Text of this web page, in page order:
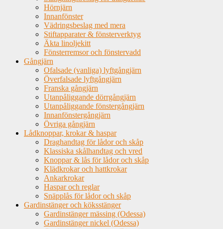
Hörnjärn
Innanfönster
Vädringsbeslag med mera
Stiftapparater & fönsterverktyg
Äkta linoljekitt
Fönsterremsor och fönstervadd
Gångjärn
Ofalsade (vanliga) lyftgångjärn
Överfalsade lyftgångjärn
Franska gångjärn
Utanpåliggande dörrgångjärn
Utanpåliggande fönstergångjärn
Innanfönstergångjärn
Övriga gångjärn
Lådknoppar, krokar & haspar
Draghandtag för lådor och skåp
Klassiska skålhandtag och vred
Knoppar & lås för lådor och skåp
Klädkrokar och hattkrokar
Ankarkrokar
Haspar och reglar
Snäpplås för lådor och skåp
Gardinstänger och köksstänger
Gardinstänger mässing (Odessa)
Gardinstänger nickel (Odessa)